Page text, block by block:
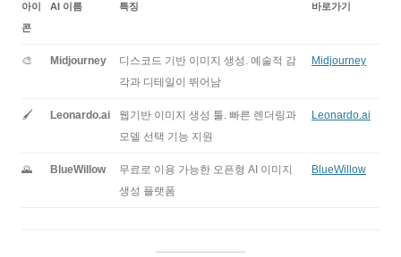
아이
콘
AI 이름 특징 바로가기
🎨 Midjourney
디스코드 기반 이미지 생성. 예술적 감
각과 디테일이 뛰어남
Midjourney
🖌️ Leonardo.ai
웹기반 이미지 생성 툴. 빠른 렌더링과
모델 선택 기능 지원
Leonardo.ai
🌄 BlueWillow
무료로 이용 가능한 오픈형 AI 이미지
생성 플랫폼
BlueWillow